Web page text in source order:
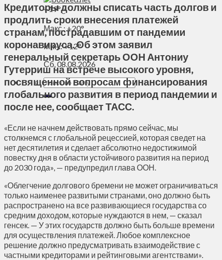
+19°C
Макс.:+20°
Мин.:+12°
Сб, 08.08.2026
Кредиторы должны списать часть долгов и
продлить сроки внесения платежей
странам, пострадавшим от пандемии
коронавируса. Об этом заявил
генеральный секретарь ООН Антониу
Гутерриш на встрече высокого уровня,
посвященной вопросам финансирования
глобального развития в период пандемии и
после нее, сообщает ТАСС.
«Если не начнем действовать прямо сейчас, мы
столкнемся с глобальной рецессией, которая сведет на
нет десятилетия и сделает абсолютно недостижимой
повестку дня в области устойчивого развития на период
до 2030 года», — предупредил глава ООН.
«Облегчение долгового бремени не может ограничиваться
только наименее развитыми странами, оно должно быть
распространено на все развивающиеся государства со
средним доходом, которые нуждаются в нем, — сказал
генсек. — У этих государств должно быть больше времени
для осуществления платежей. Любое комплексное
решение должно предусматривать взаимодействие с
частными кредиторами и рейтинговыми агентствами».